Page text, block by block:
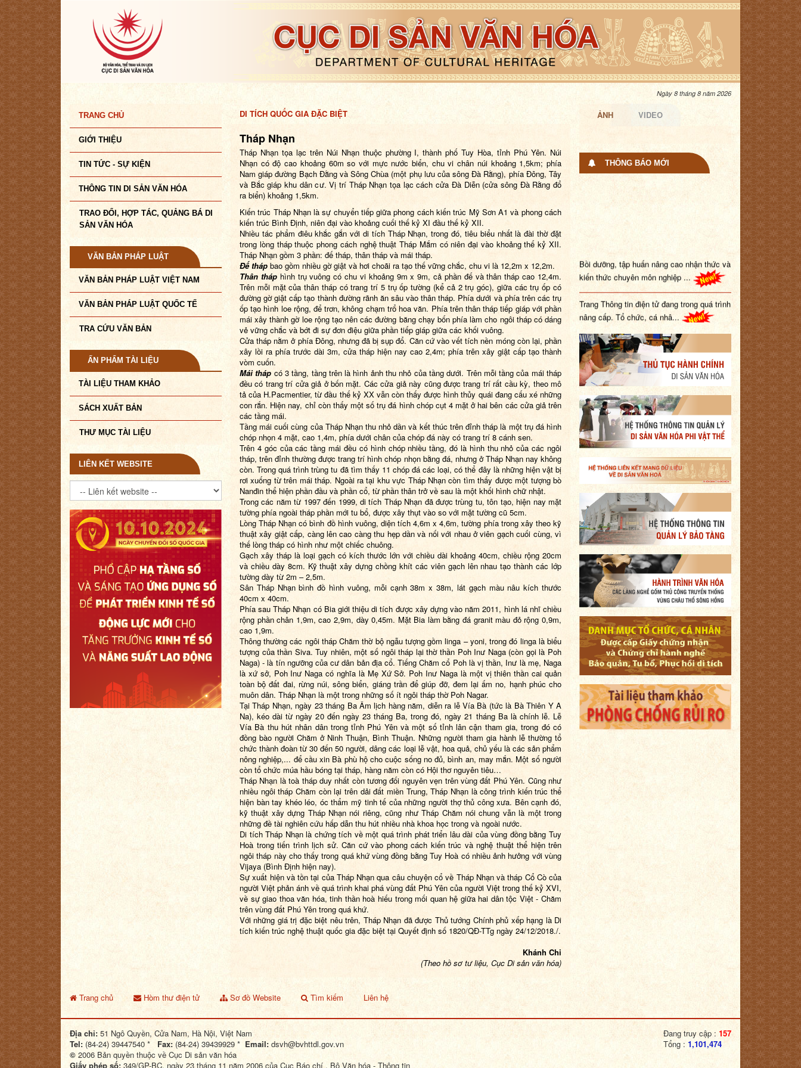
Ngày 8 tháng 8 năm 2026
TRANG CHỦ
GIỚI THIỆU
TIN TỨC - SỰ KIỆN
THÔNG TIN DI SẢN VĂN HÓA
TRAO ĐỔI, HỢP TÁC, QUẢNG BÁ DI
SẢN VĂN HÓA
VĂN BẢN PHÁP LUẬT
VĂN BẢN PHÁP LUẬT VIỆT NAM
VĂN BẢN PHÁP LUẬT QUỐC TẾ
TRA CỨU VĂN BẢN
ẤN PHẨM TÀI LIỆU
TÀI LIỆU THAM KHẢO
SÁCH XUẤT BẢN
THƯ MỤC TÀI LIỆU
LIÊN KẾT WEBSITE
DI TÍCH QUỐC GIA ĐẶC BIỆT
Tháp Nhạn
Tháp Nhạn tọa lạc trên Núi Nhạn thuộc phường I, thành phố Tuy Hòa, tỉnh Phú Yên. Núi
Nhạn có độ cao khoảng 60m so với mực nước biển, chu vi chân núi khoảng 1,5km; phía
Nam giáp đường Bạch Đằng và Sông Chùa (một phụ lưu của sông Đà Rằng), phía Đông, Tây
và Bắc giáp khu dân cư. Vị trí Tháp Nhạn tọa lạc cách cửa Đà Diễn (cửa sông Đà Rằng đổ
ra biển) khoảng 1,5km.
Kiến trúc Tháp Nhạn là sự chuyển tiếp giữa phong cách kiến trúc Mỹ Sơn A1 và phong cách
kiến trúc Bình Định, niên đại vào khoảng cuối thế kỷ XI đầu thế kỷ XII.
Nhiều tác phẩm điêu khắc gắn với di tích Tháp Nhạn, trong đó, tiêu biểu nhất là đài thờ đặt
trong lòng tháp thuộc phong cách nghệ thuật Tháp Mắm có niên đại vào khoảng thế kỷ XII.
Tháp Nhạn gồm 3 phần: đế tháp, thân tháp và mái tháp.
Đế tháp bao gồm nhiều gờ giật và hơi choãi ra tạo thế vững chắc, chu vi là 12,2m x 12,2m.
Thân tháphình trụ vuông có chu vi khoảng 9m x 9m, cả phần đế và thân tháp cao 12,4m.
Trên mỗi mặt của thân tháp có trang trí 5 trụ ốp tường (kể cả 2 trụ góc), giữa các trụ ốp có
đường gờ giật cấp tạo thành đường rãnh ăn sâu vào thân tháp. Phía dưới và phía trên các trụ
ốp tạo hình loe rộng, để trơn, không chạm trổ hoa văn. Phía trên thân tháp tiếp giáp với phần
mái xây thành gờ loe rộng tạo nên các đường băng chạy bốn phía làm cho ngôi tháp có dáng
vẻ vững chắc và bớt đi sự đơn điệu giữa phần tiếp giáp giữa các khối vuông.
Cửa tháp nằm ở phía Đông, nhưng đã bị sụp đổ. Căn cứ vào vết tích nền móng còn lại, phần
xây lồi ra phía trước dài 3m, cửa tháp hiện nay cao 2,4m; phía trên xây giật cấp tạo thành
vòm cuốn.
Mái tháp có 3 tầng, tầng trên là hình ảnh thu nhỏ của tầng dưới. Trên mỗi tầng của mái tháp
đều có trang trí cửa giả ở bốn mặt. Các cửa giả này cũng được trang trí rất cầu kỳ, theo mô
tả của H.Pacmentier, từ đầu thế kỷ XX vẫn còn thấy được hình thủy quái đang cấu xé những
con rắn. Hiện nay, chỉ còn thấy một số trụ đá hình chóp cụt 4 mặt ở hai bên các cửa giả trên
các tầng mái.
Tầng mái cuối cùng của Tháp Nhạn thu nhỏ dần và kết thúc trên đỉnh tháp là một trụ đá hình
chóp nhọn 4 mặt, cao 1,4m, phía dưới chân của chóp đá này có trang trí 8 cánh sen.
Trên 4 góc của các tầng mái đều có hình chóp nhiều tầng, đó là hình thu nhỏ của các ngôi
tháp, trên đỉnh thường được trang trí hình chóp nhọn bằng đá, nhưng ở Tháp Nhạn nay không
còn. Trong quá trình trùng tu đã tìm thấy 11 chóp đá các loại, có thể đây là những hiện vật bị
rơi xuống từ trên mái tháp. Ngoài ra tại khu vực Tháp Nhạn còn tìm thấy được một tượng bò
Nanđin thể hiện phần đầu và phần cổ, từ phần thân trở về sau là một khối hình chữ nhật.
Trong các năm từ 1997 đến 1999, di tích Tháp Nhạn đã được trùng tu, tôn tạo, hiện nay mặt
tường phía ngoài tháp phần mới tu bổ, được xây thụt vào so với mặt tường cũ 5cm.
Lòng Tháp Nhạn có bình đồ hình vuông, diện tích 4,6m x 4,6m, tường phía trong xây theo kỹ
thuật xây giật cấp, càng lên cao càng thu hẹp dần và nối với nhau ở viên gạch cuối cùng, vì
thế lòng tháp có hình như một chiếc chuông.
Gạch xây tháp là loại gạch có kích thước lớn với chiều dài khoảng 40cm, chiều rộng 20cm
và chiều dày 8cm. Kỹ thuật xây dựng chồng khít các viên gạch lên nhau tạo thành các lớp
tường dày từ 2m – 2,5m.
Sân Tháp Nhạn bình đồ hình vuông, mỗi cạnh 38m x 38m, lát gạch màu nâu kích thước
40cm x 40cm.
Phía sau Tháp Nhạn có Bia giới thiệu di tích được xây dựng vào năm 2011, hình lá nhĩ chiều
rộng phần chân 1,9m, cao 2,9m, dày 0,45m. Mặt Bia làm bằng đá granit màu đỏ rộng 0,9m,
cao 1,9m.
Thông thường các ngôi tháp Chăm thờ bộ ngẫu tượng gồm linga – yoni, trong đó linga là biểu
tượng của thần Siva. Tuy nhiên, một số ngôi tháp lại thờ thần Poh Inư Naga (còn gọi là Poh
Naga) - là tín ngưỡng của cư dân bản địa cổ. Tiếng Chăm cổ Poh là vị thần, Inư là mẹ, Naga
là xứ sở, Poh Inư Naga có nghĩa là Mẹ Xứ Sở. Poh Inư Naga là một vị thiên thần cai quản
toàn bộ đất đai, rừng núi, sông biển, giáng trần để giúp đỡ, đem lại ấm no, hạnh phúc cho
muôn dân. Tháp Nhạn là một trong những số ít ngôi tháp thờ Poh Nagar.
Tại Tháp Nhạn,ngày 23 tháng Ba Âm lịch hàng năm, diễn ra lễ Vía Bà (tức là Bà Thiên Y A
Na), kéo dài từ ngày 20 đến ngày 23 tháng Ba, trong đó, ngày 21 tháng Ba là chính lễ. Lễ
Vía Bà thu hút nhân dân trong tỉnh Phú Yên và một số tỉnh lân cận tham gia, trong đó có
đồng bào người Chăm ở Ninh Thuận, Bình Thuận. Những người tham gia hành lễ thường tổ
chức thành đoàn từ 30 đến 50 người, dâng các loại lễ vật, hoa quả, chủ yếu là các sản phẩm
nông nghiệp,... để cầu xin Bà phù hộ cho cuộc sống no đủ, bình an, may mắn. Một số người
còn tổ chức múa hầu bóng tại tháp, hàng năm còn có Hội thơ nguyên tiêu…
Tháp Nhạn là toà tháp duy nhất còn tương đối nguyên vẹn trên vùng đất Phú Yên. Cũng như
nhiều ngôi tháp Chăm còn lại trên dải đất miền Trung, Tháp Nhạn là công trình kiến trúc thể
hiện bàn tay khéo léo, óc thẩm mỹ tinh tế của những người thợ thủ công xưa. Bên cạnh đó,
kỹ thuật xây dựng Tháp Nhạn nói riêng, cũng như Tháp Chăm nói chung vẫn là một trong
những đề tài nghiên cứu hấp dẫn thu hút nhiều nhà khoa học trong và ngoài nước.
Di tích Tháp Nhạn là chứng tích về một quá trình phát triển lâu dài của vùng đồng bằng Tuy
Hoà trong tiến trình lịch sử. Căn cứ vào phong cách kiến trúc và nghệ thuật thể hiện trên
ngôi tháp này cho thấy trong quá khứ vùng đồng bằng Tuy Hoà có nhiều ảnh hưởng với vùng
Vijaya (Bình Định hiện nay).
Sự xuất hiện và tồn tại của Tháp Nhạn qua câu chuyện cổ về Tháp Nhạn và tháp Cổ Cò của
người Việt phản ánh về quá trình khai phá vùng đất Phú Yên của người Việt trong thế kỷ XVI,
về sự giao thoa văn hóa, tinh thần hoà hiếu trong mối quan hệ giữa hai dân tộc Việt - Chăm
trên vùng đất Phú Yên trong quá khứ.
Với những giá trị đặc biệt nêu trên, Tháp Nhạn đã được Thủ tướng Chính phủ xếp hạng là Di
tích kiến trúc nghệ thuật quốc gia đặc biệt tại Quyết định số 1820/QĐ-TTg ngày 24/12/2018./.
Khánh Chi
(Theo hồ sơ tư liệu, Cục Di sản văn hóa)
ẢNH VIDEO
THÔNG BÁO MỚI
Bồi dưỡng, tập huấn nâng cao nhận thức và
kiến thức chuyên môn nghiệp ...
Trang Thông tin điện tử đang trong quá trình
nâng cấp. Tổ chức, cá nhâ...
Trang chủ Hòm thư điện tử Sơ đồ Website Tìm kiếm Liên hệ
Địa chỉ: 51 Ngô Quyền, Cửa Nam, Hà Nội, Việt Nam
Tel: (84-24) 39447540 * Fax: (84-24) 39439929 * Email: dsvh@bvhttdl.gov.vn
© 2006 Bản quyền thuộc về Cục Di sản văn hóa
Giấy phép số: 349/GP-BC, ngày 23 tháng 11 năm 2006 của Cục Báo chí , Bộ Văn hóa - Thông tin
Đang truy cập : 157
Tổng : 1,101,474